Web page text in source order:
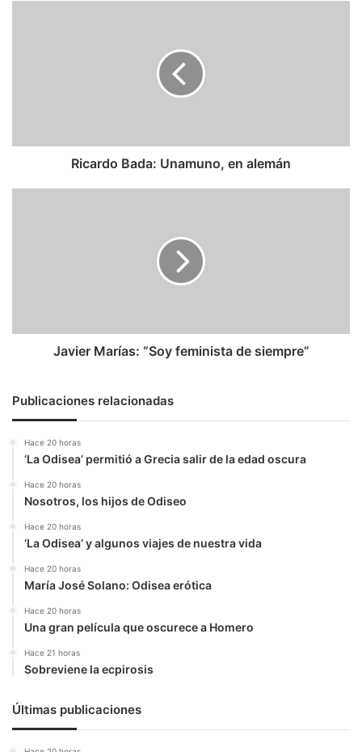
Ricardo Bada: Unamuno, en alemán
Javier Marías: “Soy feminista de siempre”
Publicaciones relacionadas
Hace 20 horas
‘La Odisea’ permitió a Grecia salir de la edad oscura
Hace 20 horas
Nosotros, los hijos de Odiseo
Hace 20 horas
‘La Odisea’ y algunos viajes de nuestra vida
Hace 20 horas
María José Solano: Odisea erótica
Hace 20 horas
Una gran película que oscurece a Homero
Hace 21 horas
Sobreviene la ecpirosis
Últimas publicaciones